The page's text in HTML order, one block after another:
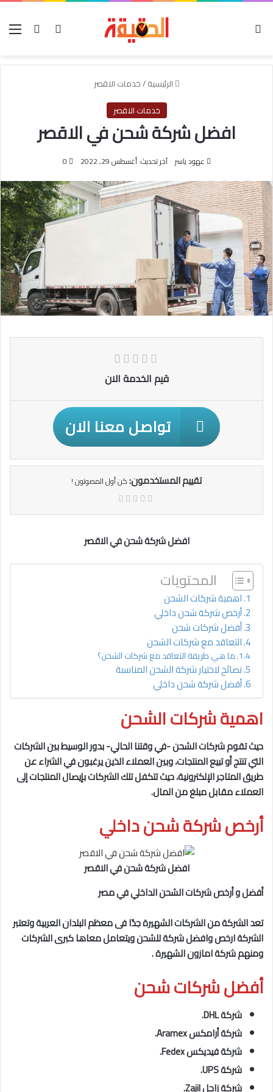
بحث عنتسجيل
الرئيسية/خدمات الاقصر
خدمات الاقصر
افضل شركة شحن في الاقصر
عهود ياسر آخر تحديث: أغسطس 29, 2022 0
قيم الخدمة الان
تواصل معنا الان
تقييم المستخدمون:كن أول المصوتون !
افضل شركة شحن في الاقصر
المحتويات
اهمية شركات الشحن
أرخص شركة شحن داخلي
أفضل شركات شحن
التعاقد مع شركات الشحن
ما هي طريقة التعاقد مع شركات الشحن؟
نصائح لاختيار شركة الشحن المناسبة
أفضل شركة شحن داخلي
اهمية شركات الشحن
حيث تقوم شركات الشحن -في وقتنا الحالي- بدور الوسيط بين الشركات
التي تنتج أو تبيع المنتجات، وبين العملاء الذين يرغبون في الشراء عن
طريق المتاجر الإلكترونية، حيث تتكفل تلك الشركات بإيصال المنتجات إلى
العملاء مقابل مبلغ من المال.
أرخص شركة شحن داخلي
افضل شركة شحن في الاقصر
أفضل و أرخص شركات الشحن الداخلي في مصر
تعد الشركة من الشركات الشهيرة جدًا فى معظم البلدان العربية وتعتبر
الشركة ارخص وافضل شركة للشحن ويتعامل معاها كبرى الشركات
ومنهم شركة امازون الشهيرة .
أفضل شركات شحن
شركة DHL.
شركة أرامكس Aramex.
شركة فيديكس Fedex.
شركة UPS.
شركة زاجل Zajil.